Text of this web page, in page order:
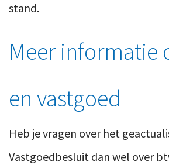
stand.
Meer informatie
en vastgoed
Heb je vragen over het
Vastgoedbesluit dan wel over